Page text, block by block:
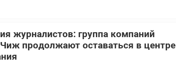
журналистов: группа компаний
продолжают оставаться в центре